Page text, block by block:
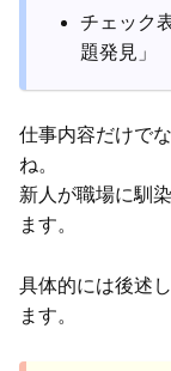
チェック
題発見」
仕事内容だけで
ね。
新人が職場に馴
ます。
具体的には後述
ます。